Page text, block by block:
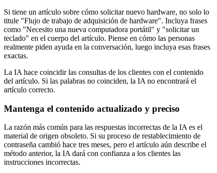
Si tiene un artículo sobre cómo solicitar nuevo hardware, no solo lo
titule "Flujo de trabajo de adquisición de hardware". Incluya frases
como "Necesito una nueva computadora portátil" y "solicitar un
teclado" en el cuerpo del artículo. Piense en cómo las personas
realmente piden ayuda en la conversación, luego incluya esas frases
exactas.
La IA hace coincidir las consultas de los clientes con el contenido
del artículo. Si las palabras no coinciden, la IA no encontrará el
artículo correcto.
Mantenga el contenido actualizado y preciso
La razón más común para las respuestas incorrectas de la IA es el
material de origen obsoleto. Si su proceso de restablecimiento de
contraseña cambió hace tres meses, pero el artículo aún describe el
método anterior, la IA dará con confianza a los clientes las
instrucciones incorrectas.